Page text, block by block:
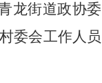
龙街道政协委
委会工作人员